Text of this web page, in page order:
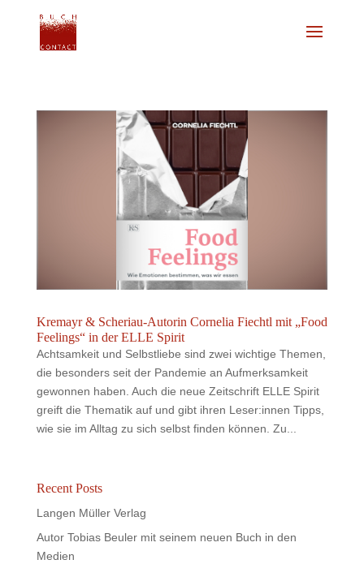
Kremayr & Scheriau-Autorin Cornelia Fiechtl mit „Food
Feelings“ in der ELLE Spirit
Achtsamkeit und Selbstliebe sind zwei wichtige Themen,
die besonders seit der Pandemie an Aufmerksamkeit
gewonnen haben. Auch die neue Zeitschrift ELLE Spirit
greift die Thematik auf und gibt ihren Leser:innen Tipps,
wie sie im Alltag zu sich selbst finden können. Zu...
Recent Posts
Langen Müller Verlag
Autor Tobias Beuler mit seinem neuen Buch in den
Medien